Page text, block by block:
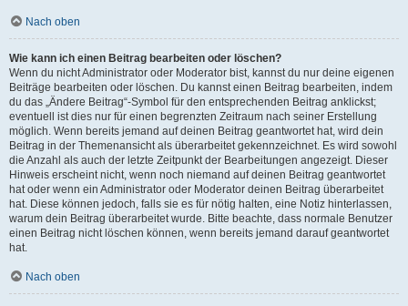
Nach oben
Wie kann ich einen Beitrag bearbeiten oder löschen?
Wenn du nicht Administrator oder Moderator bist, kannst du nur deine eigenen
Beiträge bearbeiten oder löschen. Du kannst einen Beitrag bearbeiten, indem
du das „Ändere Beitrag“-Symbol für den entsprechenden Beitrag anklickst;
eventuell ist dies nur für einen begrenzten Zeitraum nach seiner Erstellung
möglich. Wenn bereits jemand auf deinen Beitrag geantwortet hat, wird dein
Beitrag in der Themenansicht als überarbeitet gekennzeichnet. Es wird sowohl
die Anzahl als auch der letzte Zeitpunkt der Bearbeitungen angezeigt. Dieser
Hinweis erscheint nicht, wenn noch niemand auf deinen Beitrag geantwortet
hat oder wenn ein Administrator oder Moderator deinen Beitrag überarbeitet
hat. Diese können jedoch, falls sie es für nötig halten, eine Notiz hinterlassen,
warum dein Beitrag überarbeitet wurde. Bitte beachte, dass normale Benutzer
einen Beitrag nicht löschen können, wenn bereits jemand darauf geantwortet
hat.
Nach oben